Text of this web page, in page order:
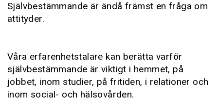
Självbestämmande är ändå främst en fråga om
attityder.
Våra erfarenhetstalare kan berätta varför
självbestämmande är viktigt i hemmet, på
jobbet, inom studier, på fritiden, i relationer och
inom social- och hälsovården.